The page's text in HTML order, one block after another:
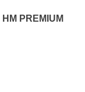
PREMIUM